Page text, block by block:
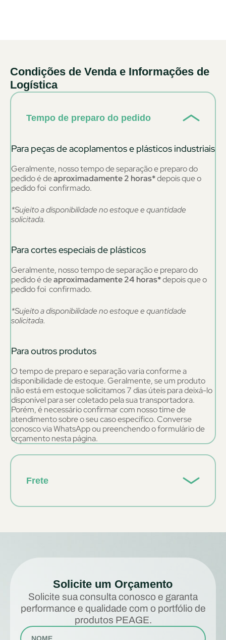
Condições de Venda e Informações de
Logística
Tempo de preparo do pedido
Para peças de acoplamentos e plásticos industriais
Geralmente, nosso tempo de separação e preparo do
pedido é deaproximadamente 2 horas*depois que o
pedido foi confirmado.
*Sujeito a disponibilidade no estoque e quantidade
solicitada.
Para cortes especiais de plásticos
Geralmente, nosso tempo de separação e preparo do
pedido é deaproximadamente 24 horas*depois que o
pedido foi confirmado.
*Sujeito a disponibilidade no estoque e quantidade
solicitada.
Para outros produtos
O tempo de preparo e separação varia conforme a
disponibilidade de estoque. Geralmente, se um produto
não está em estoque solicitamos 7 dias úteis para deixá-lo
disponível para ser coletado pela sua transportadora.
Porém, é necessário confirmar com nosso time de
atendimento sobre o seu caso específico. Converse
conosco via WhatsApp ou preenchendo o formulário de
orçamento nesta página.
Frete
Solicite um Orçamento
Solicite sua consulta conosco e garanta
performance e qualidade com o portfólio de
produtos PEAGE.